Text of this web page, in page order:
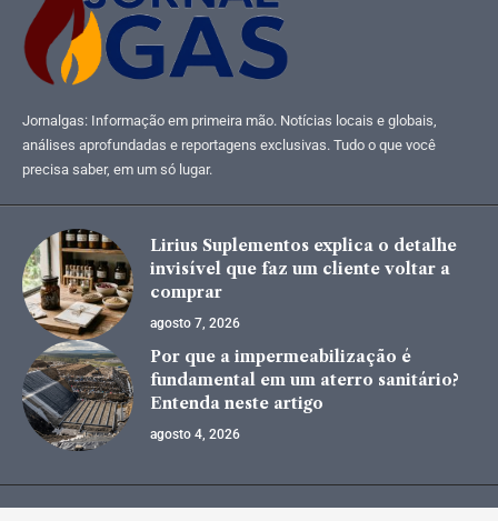
Jornalgas: Informação em primeira mão. Notícias locais e globais,
análises aprofundadas e reportagens exclusivas. Tudo o que você
precisa saber, em um só lugar.
Lirius Suplementos explica o detalhe
invisível que faz um cliente voltar a
comprar
agosto 7, 2026
Por que a impermeabilização é
fundamental em um aterro sanitário?
Entenda neste artigo
agosto 4, 2026